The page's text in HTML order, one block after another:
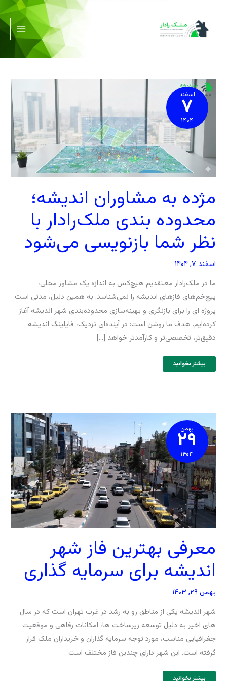
اسفند
۷
۱۴۰۴
مژده به مشاوران اندیشه؛
محدوده بندی ملک‌رادار با
نظر شما بازنویسی می‌شود
اسفند ۷, ۱۴۰۴
ما در ملک‌رادار معتقدیم هیچ‌کس به اندازه یک مشاور محلی،
پیچ‌خم‌های فازهای اندیشه را نمی‌شناسد. به همین دلیل، مدتی است
پروژه ای را برای بازنگری و بهینه‌سازی محدوده‌بندی شهر اندیشه آغاز
کرده‌ایم. هدف ما روشن است: در آینده‌ای نزدیک، فایلینگ اندیشه
دقیق‌تر، تخصصی‌تر و کارآمدتر خواهد […]
مژده
به
مشاوران
اندیشه؛
محدوده
ملک‌رادار
با
نظر
شما
بازنویسی
می‌شود
بیشتر بخوانید
بهمن
۲۹
۱۴۰۳
معرفی بهترین فاز شهر
اندیشه برای سرمایه گذاری
بهمن ۲۹, ۱۴۰۳
شهر اندیشه یکی از مناطق رو به ‌رشد در غرب تهران است که در سال
‌های اخیر به دلیل توسعه زیرساخت ‌ها، امکانات رفاهی و موقعیت
جغرافیایی مناسب، مورد توجه سرمایه ‌گذاران و خریداران ملک قرار
گرفته است. این شهر دارای چندین فاز مختلف است
معرفی
بهترین
فاز
شهر
اندیشه
سرمایه
گذاری
بیشتر بخوانید